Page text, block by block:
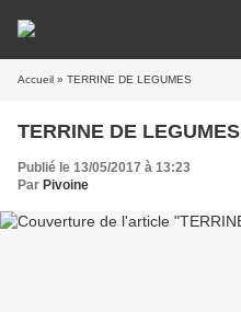
Accueil » TERRINE DE LEGUMES
TERRINE DE LEGUMES
Publié le 13/05/2017 à 13:23
Par Pivoine